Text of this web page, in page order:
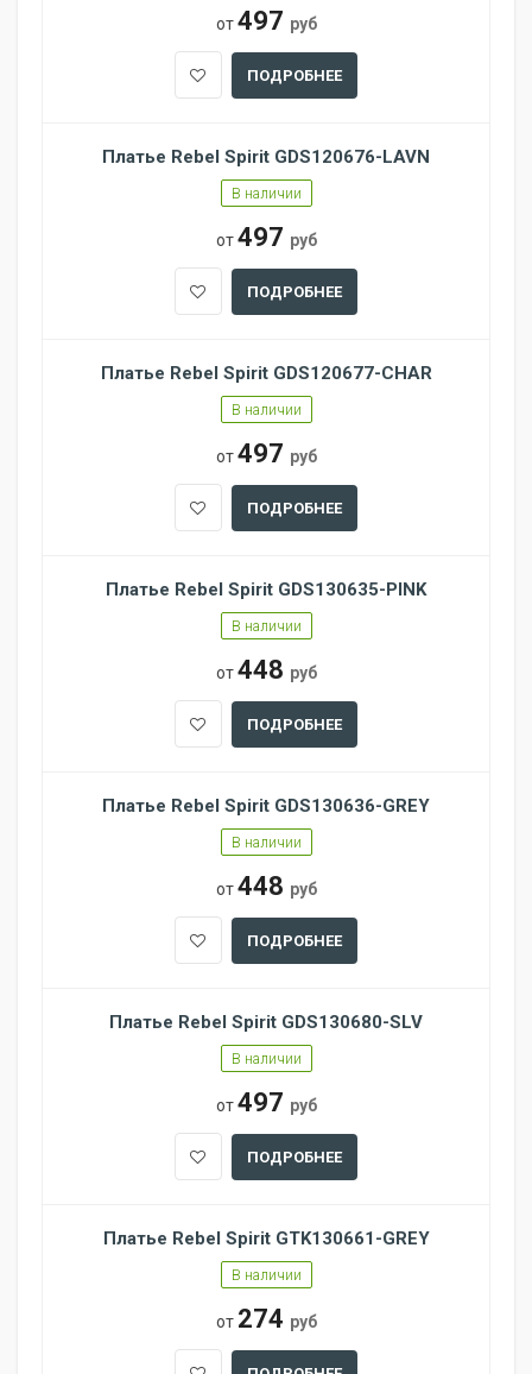
от497 руб
ПОДРОБНЕЕ
Платье Rebel Spirit GDS120676-LAVN
В наличии
от497 руб
ПОДРОБНЕЕ
Платье Rebel Spirit GDS120677-CHAR
В наличии
от497 руб
ПОДРОБНЕЕ
Платье Rebel Spirit GDS130635-PINK
В наличии
от448 руб
ПОДРОБНЕЕ
Платье Rebel Spirit GDS130636-GREY
В наличии
от448 руб
ПОДРОБНЕЕ
Платье Rebel Spirit GDS130680-SLV
В наличии
от497 руб
ПОДРОБНЕЕ
Платье Rebel Spirit GTK130661-GREY
В наличии
от 274 руб